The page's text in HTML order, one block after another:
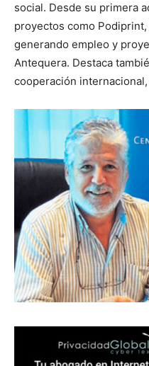
social. Desde su primera
proyectos como
generando empleo y
Antequera. Destaca
cooperación